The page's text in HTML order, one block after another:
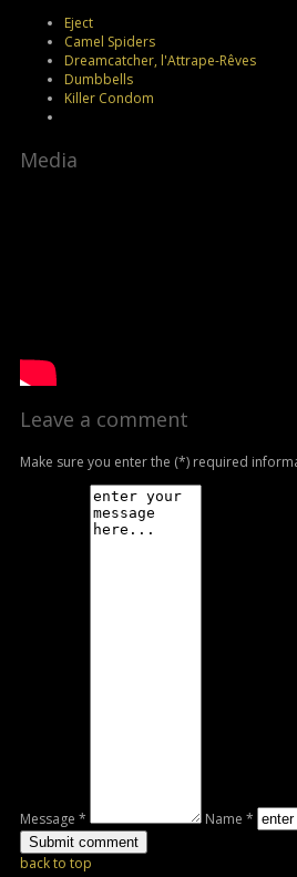
Eject
Camel Spiders
Dreamcatcher, l'Attrape-Rêves
Dumbbells
Killer Condom
Media
Leave a comment
Make sure you enter the (*) required
Message * Name *
back to top